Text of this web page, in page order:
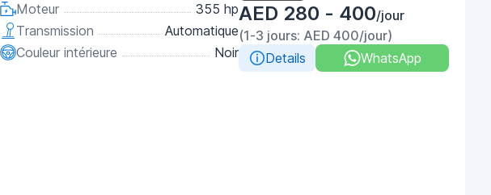
Moteur
355 hp
Transmission
Automatique
Couleur intérieure
Noir
AED 280 - 400/jour
(1-3 jours: AED 400/jour)
Details
WhatsApp